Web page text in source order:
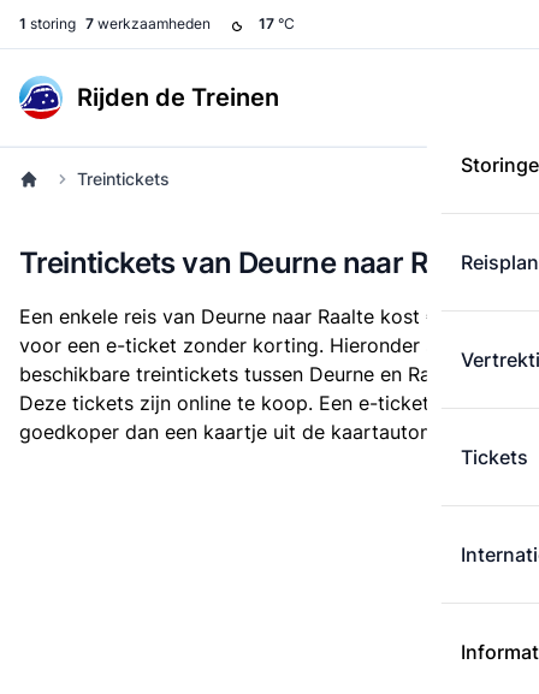
1 storing 7 werkzaamheden 17 °C
Rijden de Treinen
Tickets
Treintickets
Treintickets van Deurne naar Raalte
Een enkele reis van Deurne naar Raalte kost € 33,50
voor een e-ticket zonder korting. Hieronder staan alle
beschikbare treintickets tussen Deurne en Raalte.
Deze tickets zijn online te koop. Een e-ticket is altijd
goedkoper dan een kaartje uit de kaartautomaat.